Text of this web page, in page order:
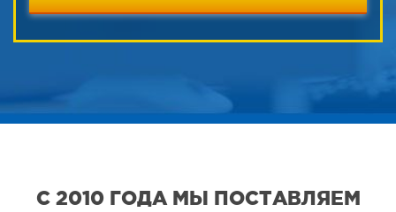
С 2010 ГОДА МЫ ПОСТАВЛЯЕМ